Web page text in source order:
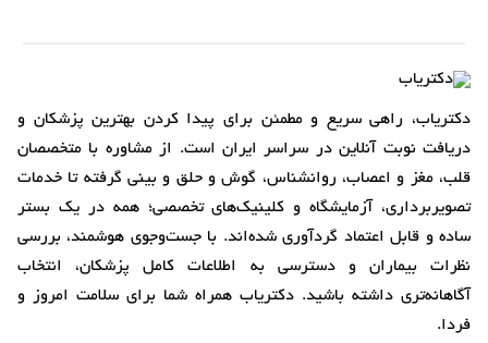
دکتریاب، راهی سریع و مطمئن برای پیدا کردن بهترین پزشکان و
دریافت نوبت آنلاین در سراسر ایران است. از مشاوره با متخصصان
قلب، مغز و اعصاب، روانشناس، گوش و حلق و بینی گرفته تا خدمات
تصویربرداری، آزمایشگاه و کلینیک‌های تخصصی؛ همه در یک بستر
ساده و قابل اعتماد گردآوری شده‌اند. با جست‌وجوی هوشمند، بررسی
نظرات بیماران و دسترسی به اطلاعات کامل پزشکان، انتخاب
آگاهانه‌تری داشته باشید. دکتریاب همراه شما برای سلامت امروز و
فردا.